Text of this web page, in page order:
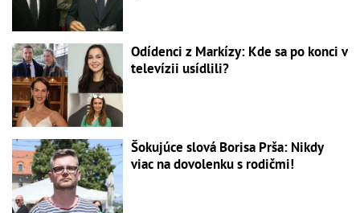
Odídenci z Markízy: Kde sa po konci v
televízii usídlili?
Šokujúce slová Borisa Prša: Nikdy
viac na dovolenku s rodičmi!